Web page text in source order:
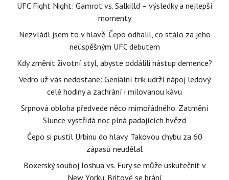
UFC Fight Night: Gamrot vs. Salkilld – výsledky a nejlepší
momenty
Nezvládl jsem to v hlavě. Čepo odhalil, co stálo za jeho
neúspěšným UFC debutem
Kdy změnit životní styl, abyste oddálili nástup demence?
Vedro už vás nedostane: Geniální trik udrží nápoj ledový
celé hodiny a zachrání i milovanou kávu
Srpnová obloha předvede něco mimořádného. Zatmění
Slunce vystřídá noc plná padajících hvězd
Čepo si pustil Urbinu do hlavy. Takovou chybu za 60
zápasů neudělal
Boxerský souboj Joshua vs. Fury se může uskutečnit v
New Yorku. Britové se brání